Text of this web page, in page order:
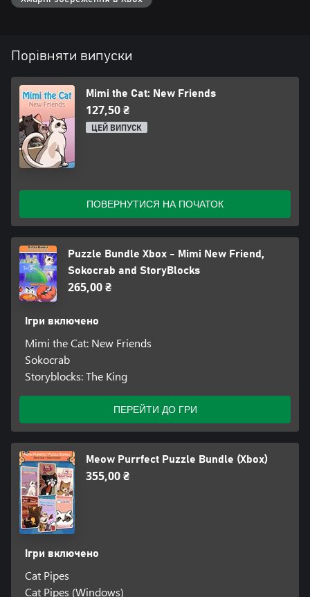
Порівняти випуски
Mimi the Cat: New Friends
127,50 ₴
ЦЕЙ ВИПУСК
ПОВЕРНУТИСЯ НА ПОЧАТОК
Puzzle Bundle Xbox - Mimi New Friend,
Sokocrab and StoryBlocks
265,00 ₴
Ігри включено
Mimi the Cat: New Friends
Sokocrab
Storyblocks: The King
ПЕРЕЙТИ ДО ГРИ
Meow Purrfect Puzzle Bundle (Xbox)
355,00 ₴
Ігри включено
Cat Pipes
Cat Pipes (Windows)